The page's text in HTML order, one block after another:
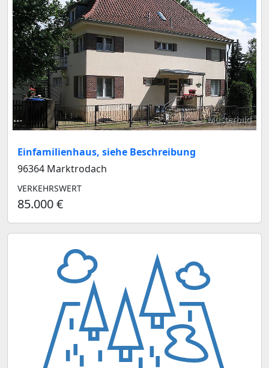
Musterbild
Einfamilienhaus, siehe Beschreibung
96364 Marktrodach
VERKEHRSWERT
85.000 €